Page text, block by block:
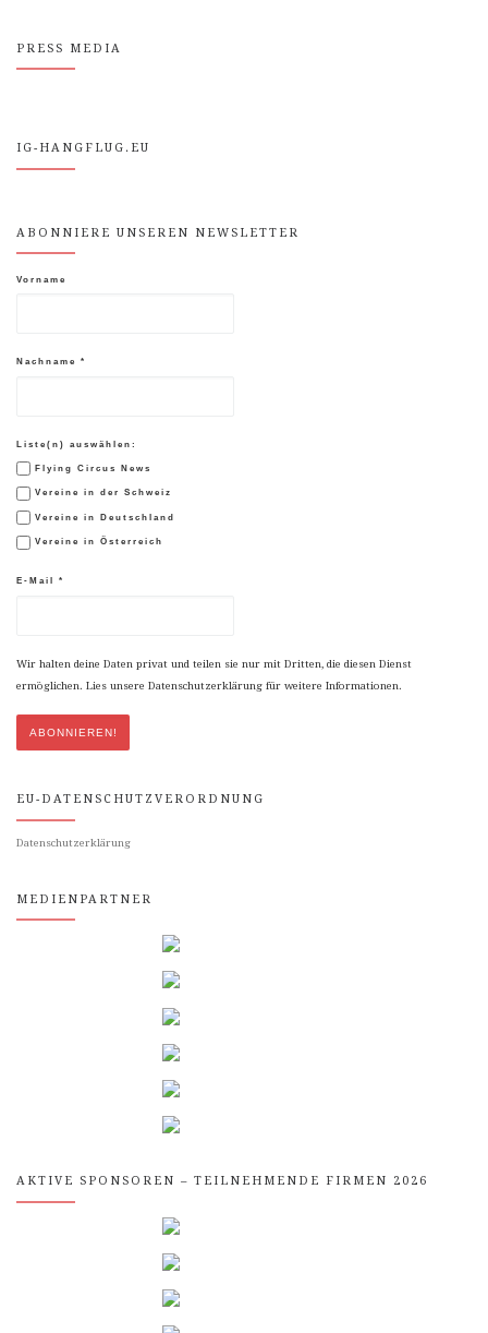
PRESS MEDIA
IG-HANGFLUG.EU
ABONNIERE UNSEREN NEWSLETTER
Vorname
Nachname *
Liste(n) auswählen:
Flying Circus News
Vereine in der Schweiz
Vereine in Deutschland
Vereine in Österreich
E-Mail *
Wir halten deine Daten privat und teilen sie nur mit Dritten, die diesen Dienst
ermöglichen. Lies unsere Datenschutzerklärung für weitere Informationen.
EU-DATENSCHUTZVERORDNUNG
Datenschutzerklärung
MEDIENPARTNER
AKTIVE SPONSOREN – TEILNEHMENDE FIRMEN 2026